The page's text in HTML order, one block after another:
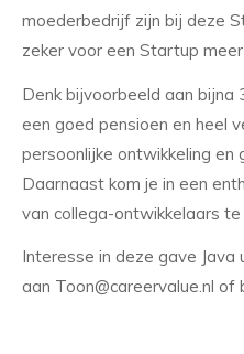
moederbedrijf zijn bij deze
zeker voor een Startup
Denk bijvoorbeeld aan bijna
een goed pensioen en heel
persoonlijke ontwikkeling en
Daarnaast kom je in een
van collega-ontwikkelaars te
Interesse in deze gave Java
aan Toon@careervalue.nl